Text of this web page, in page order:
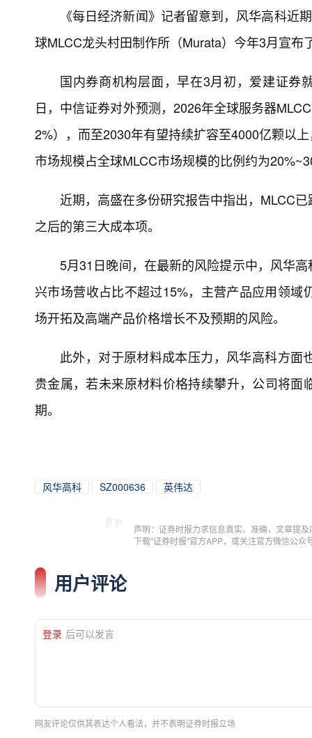
《每日经济新闻》记者留意到，风华高科近
球MLCC龙头村田制作所（Murata）今年3月宣布
国内券商机构层面，早在3月初，爱建证券
日，中信证券对外预测，2026年全球服务器
2%），而至2030年有望持续扩容至4000亿颗以
市场规模占全球MLCC市场规模的比例约为
近期，高盛在多份研究报告中指出，MLCC
之后的第三大成本项。
5月31日晚间，在最新的风险提示中，风华
兴市场营收占比不超过15%，主营产品应用领
场开拓及高端产品价格增长不及预期的风险。
此外，对于原材料成本压力，风华高科方
贵金属，若未来原材料价格持续攀升，公司将
期。
风华高科 SZ000636 英伟达
声明：证券时报力求信息真实、准确，文章提
下载"证券时报"官方APP，或关注官方微信公
用户评论
登录 后可以发言
网友评论仅供其表达个人看法，并不表明证券时报立场